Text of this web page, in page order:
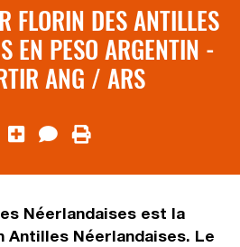
FLORIN DES ANTILLES
EN PESO ARGENTIN -
ANG / ARS
Néerlandaises est la
Antilles Néerlandaises. Le